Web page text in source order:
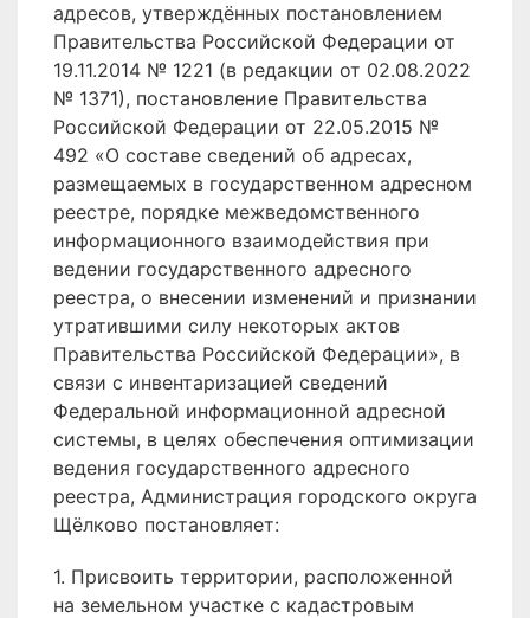
адресов, утверждённых постановлением
Правительства Российской Федерации от
19.11.2014 № 1221 (в редакции от 02.08.2022
№ 1371), постановление Правительства
Российской Федерации от 22.05.2015 №
492 «О составе сведений об адресах,
размещаемых в государственном адресном
реестре, порядке межведомственного
информационного взаимодействия при
ведении государственного адресного
реестра, о внесении изменений и признании
утратившими силу некоторых актов
Правительства Российской Федерации», в
связи с инвентаризацией сведений
Федеральной информационной адресной
системы, в целях обеспечения оптимизации
ведения государственного адресного
реестра, Администрация городского округа
Щёлково постановляет:
1. Присвоить территории, расположенной
на земельном участке с кадастровым